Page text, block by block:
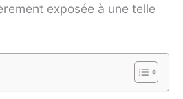
exposée à une telle